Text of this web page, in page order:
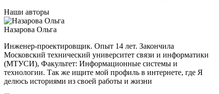
Наши авторы
Назарова Ольга
Инженер-проектировщик. Опыт 14 лет. Закончила
Московский технический университет связи и информатики
(МТУСИ), Факультет: Информационные системы и
технологии. Так же ищите мой профиль в интернете, где Я
делюсь историями из своей работы и жизни